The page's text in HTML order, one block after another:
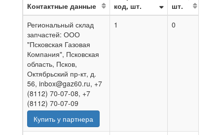
Контактные данные
код, шт.
шт.
Региональный склад
запчастей: ООО
"Псковская Газовая
Компания", Псковская
область, Псков,
Октябрьский пр-кт, д.
56, inbox@gaz60.ru, +7
(8112) 70-07-08, +7
(8112) 70-07-09
Купить у партнера
1 0